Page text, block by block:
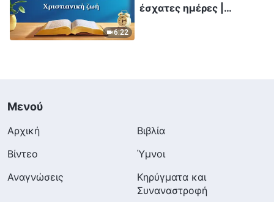
6:22
έσχατες ημέρες |
Μενού
Αρχική
Βιβλία
Βίντεο
Ύμνοι
Αναγνώσεις
Κηρύγματα και
Συναναστροφή